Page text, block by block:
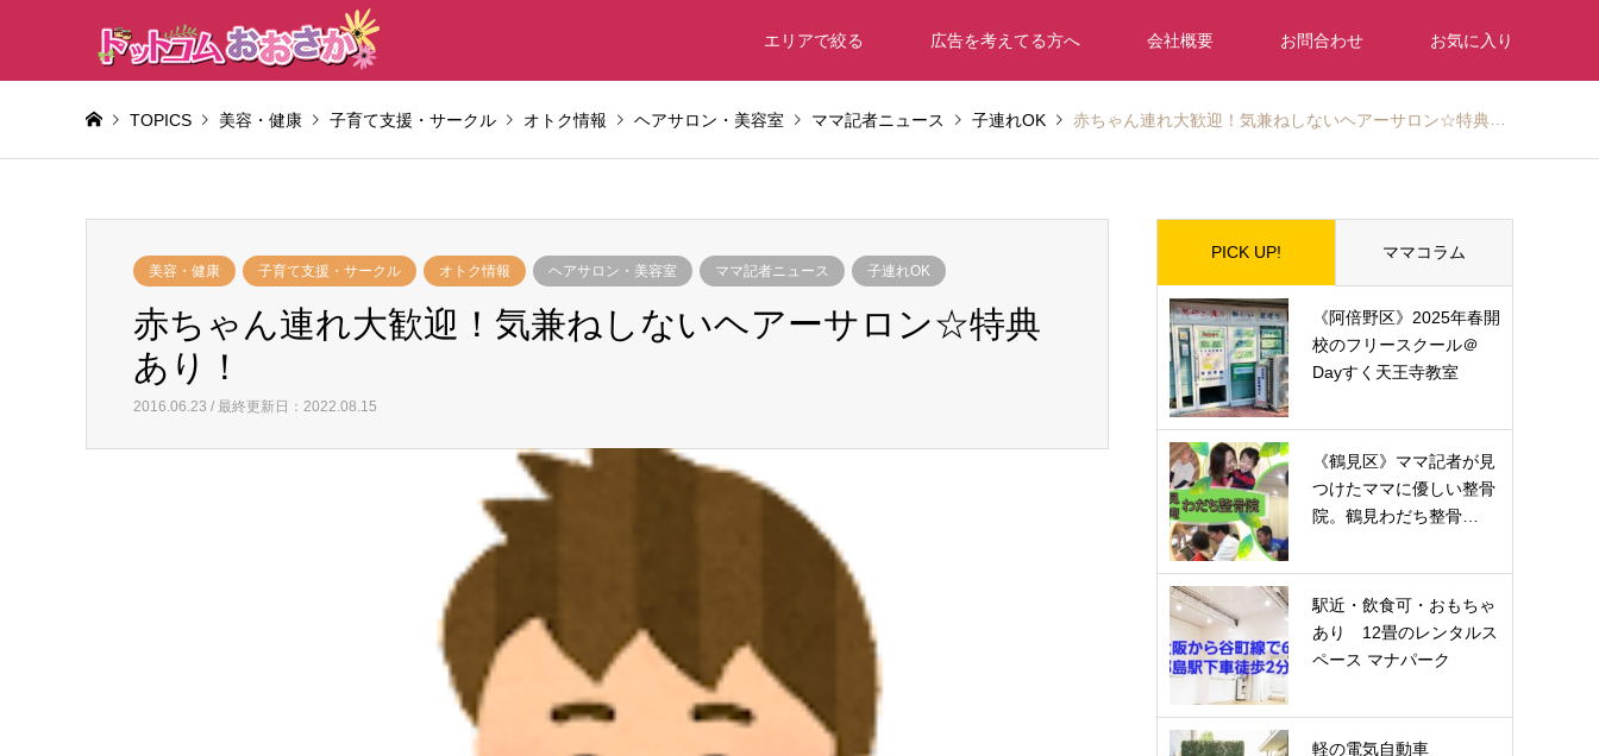
エリアで絞る 広告を考えてる方へ 会社概要 お問合わせ お気に入り
TOPICS 美容・健康 子育て支援・サークル オトク情報 ヘアサロン・美容室 ママ記者ニュース 子連れOK 赤ちゃん連れ大歓迎！気兼ねしないヘアーサロン☆特典あり！
美容・健康 子育て支援・サークル オトク情報 ヘアサロン・美容室 ママ記者ニュース 子連れOK
赤ちゃん連れ大歓迎！気兼ねしないヘアーサロン☆特典
あり！
2016.06.23 / 最終更新日：2022.08.15
PICK UP! ママコラム
《阿倍野区》2025年春開
校のフリースクール＠
Dayすく天王寺教室
《鶴見区》ママ記者が見
つけたママに優しい整骨
院。鶴見わだち整骨…
駅近・飲食可・おもちゃ
あり 12畳のレンタルス
ペース マナパーク
軽の電気自動車